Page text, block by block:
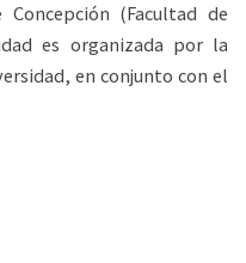
(Facultad de
es organizada por la
en conjunto con el